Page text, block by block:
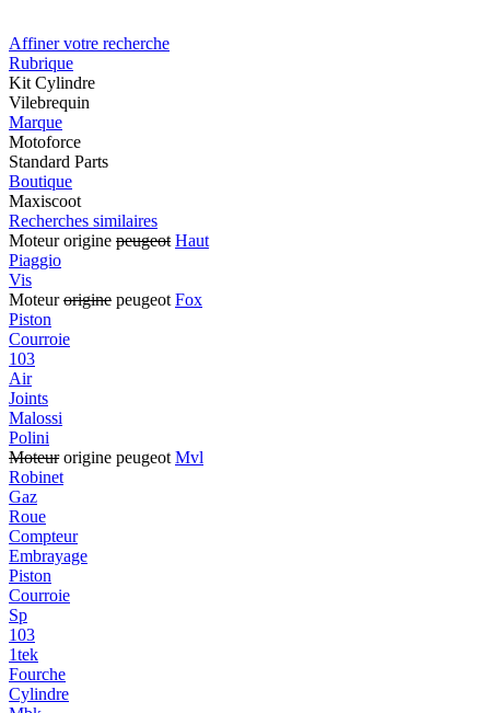
Affiner votre recherche
Rubrique
Kit Cylindre
Vilebrequin
Marque
Motoforce
Standard Parts
Boutique
Maxiscoot
Recherches similaires
Moteur origine peugeot Haut
Piaggio
Vis
Moteurorigine peugeot Fox
Piston
Courroie
103
Air
Joints
Malossi
Polini
Moteurorigine peugeot Mvl
Robinet
Gaz
Roue
Compteur
Embrayage
Piston
Courroie
Sp
103
1tek
Fourche
Cylindre